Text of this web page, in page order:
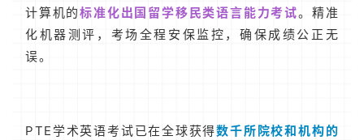
计算机的标准化出国留学移民类语言能力考试。精准
化机器测评，考场全程安保监控，确保成绩公正无
误。
PTE学术英语考试已在全球获得数千所院校和机构的